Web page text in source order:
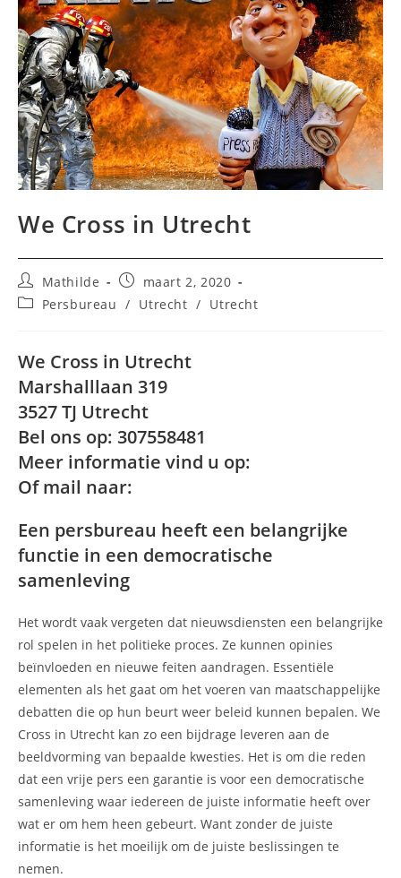
We Cross in Utrecht
Bericht
auteur:
Mathilde
Bericht
gepubliceerd
op:
maart 2, 2020
Berichtcategorie:
Persbureau / Utrecht / Utrecht
We Cross in Utrecht
Marshalllaan 319
3527 TJ Utrecht
Bel ons op: 307558481
Meer informatie vind u op:
Of mail naar:
Een persbureau heeft een belangrijke
functie in een democratische
samenleving
Het wordt vaak vergeten dat nieuwsdiensten een belangrijke
rol spelen in het politieke proces. Ze kunnen opinies
beïnvloeden en nieuwe feiten aandragen. Essentiële
elementen als het gaat om het voeren van maatschappelijke
debatten die op hun beurt weer beleid kunnen bepalen. We
Cross in Utrecht kan zo een bijdrage leveren aan de
beeldvorming van bepaalde kwesties. Het is om die reden
dat een vrije pers een garantie is voor een democratische
samenleving waar iedereen de juiste informatie heeft over
wat er om hem heen gebeurt. Want zonder de juiste
informatie is het moeilijk om de juiste beslissingen te
nemen.